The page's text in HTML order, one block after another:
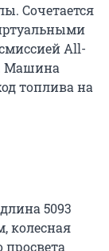
Сочетается
All-
Машина
топлива на
5093
колесная